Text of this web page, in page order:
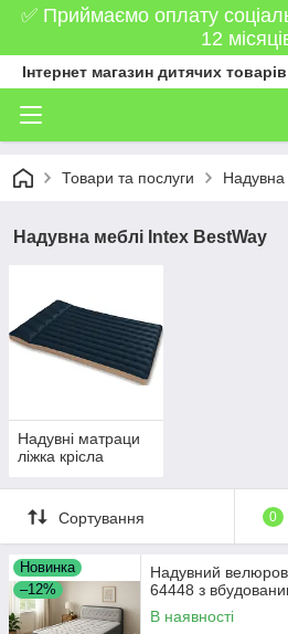
✅ Приймаємо оплату
12
Інтернет магазин дитячих
Товари та послуги Надувна
Надувна меблі Intex BestWay
Надувні матраци
ліжка крісла
Сортування 0
Новинка
–12%
Надувний
64448 з
В наявності